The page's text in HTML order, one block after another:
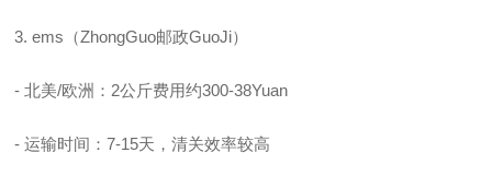
3. ems（ZhongGuo邮政GuoJi）
- 北美/欧洲：2公斤费用约300-38Yuan
- 运输时间：7-15天，清关效率较高